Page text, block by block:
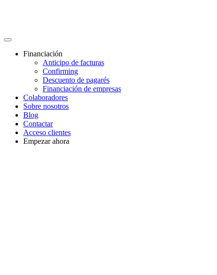
Financiación
Anticipo de facturas
Confirming
Descuento de pagarés
Financiación de empresas
Colaboradores
Sobre nosotros
Blog
Contactar
Acceso clientes
Empezar ahora